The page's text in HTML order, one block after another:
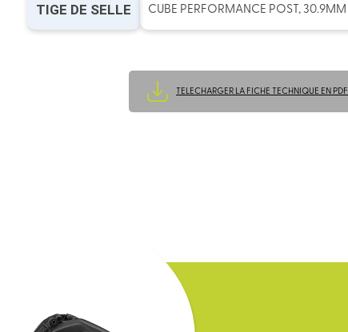
TIGE DE SELLE CUBE PERFORMANCE POST, 30.9MM
TELECHARGER LA FICHE TECHNIQUE EN PDF